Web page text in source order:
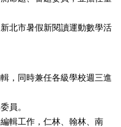
北市暑假新閱讀運動數學活
，同時兼任各級學校週三進
員。
輯工作，仁林、翰林、南